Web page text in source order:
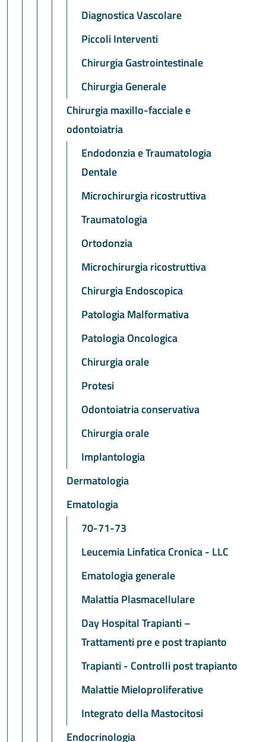
Diagnostica Vascolare
Piccoli Interventi
Chirurgia Gastrointestinale
Chirurgia Generale
Chirurgia maxillo-facciale e
odontoiatria
Endodonzia e Traumatologia
Dentale
Microchirurgia ricostruttiva
Traumatologia
Ortodonzia
Microchirurgia ricostruttiva
Chirurgia Endoscopica
Patologia Malformativa
Patologia Oncologica
Chirurgia orale
Protesi
Odontoiatria conservativa
Chirurgia orale
Implantologia
Dermatologia
Ematologia
70-71-73
Leucemia Linfatica Cronica - LLC
Ematologia generale
Malattia Plasmacellulare
Day Hospital Trapianti –
Trattamenti pre e post trapianto
Trapianti - Controlli post trapianto
Malattie Mieloproliferative
Integrato della Mastocitosi
Endocrinologia